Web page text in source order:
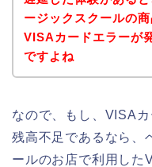
ージックスクールの
VISAカードエラーが
ですよね
なので、もし、VISA
残高不足であるなら、
ールのお店で利用した